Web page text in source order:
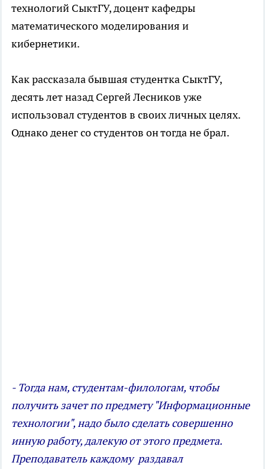
технологий СыктГУ, доцент кафедры
математического моделирования и
кибернетики.
Как рассказала бывшая студентка СыктГУ,
десять лет назад Сергей Лесников уже
использовал студентов в своих личных целях.
Однако денег со студентов он тогда не брал.
- Тогда нам, студентам-филологам, чтобы
получить зачет по предмету "Информационные
технологии", надо было сделать совершенно
инную работу, далекую от этого предмета.
Преподаватель каждому раздавал